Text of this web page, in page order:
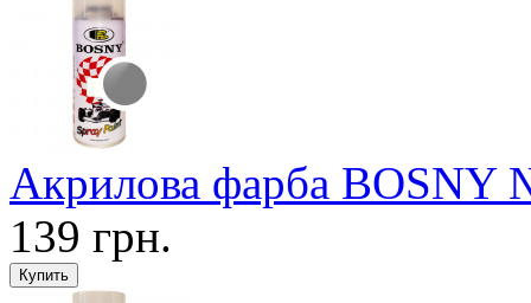
Акрилова фарба BOSNY
139 грн.